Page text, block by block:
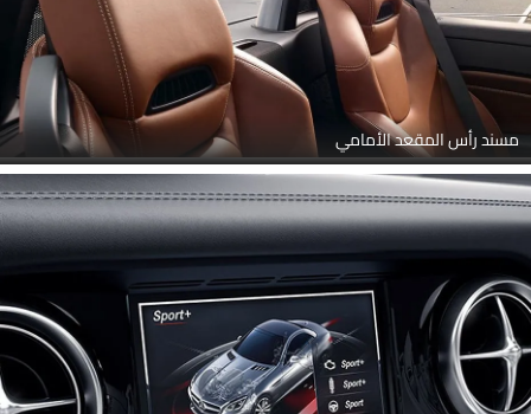
مسند رأس المقعد الأمامي